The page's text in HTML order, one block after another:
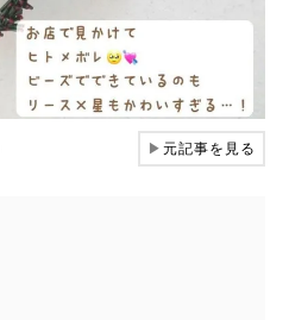
▶元記事を見る